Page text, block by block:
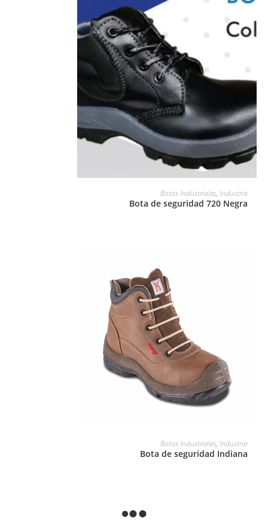
Botas Industriales,Industria
Bota de seguridad 720 Negra
Botas Industriales,Industria
Bota de seguridad Indiana